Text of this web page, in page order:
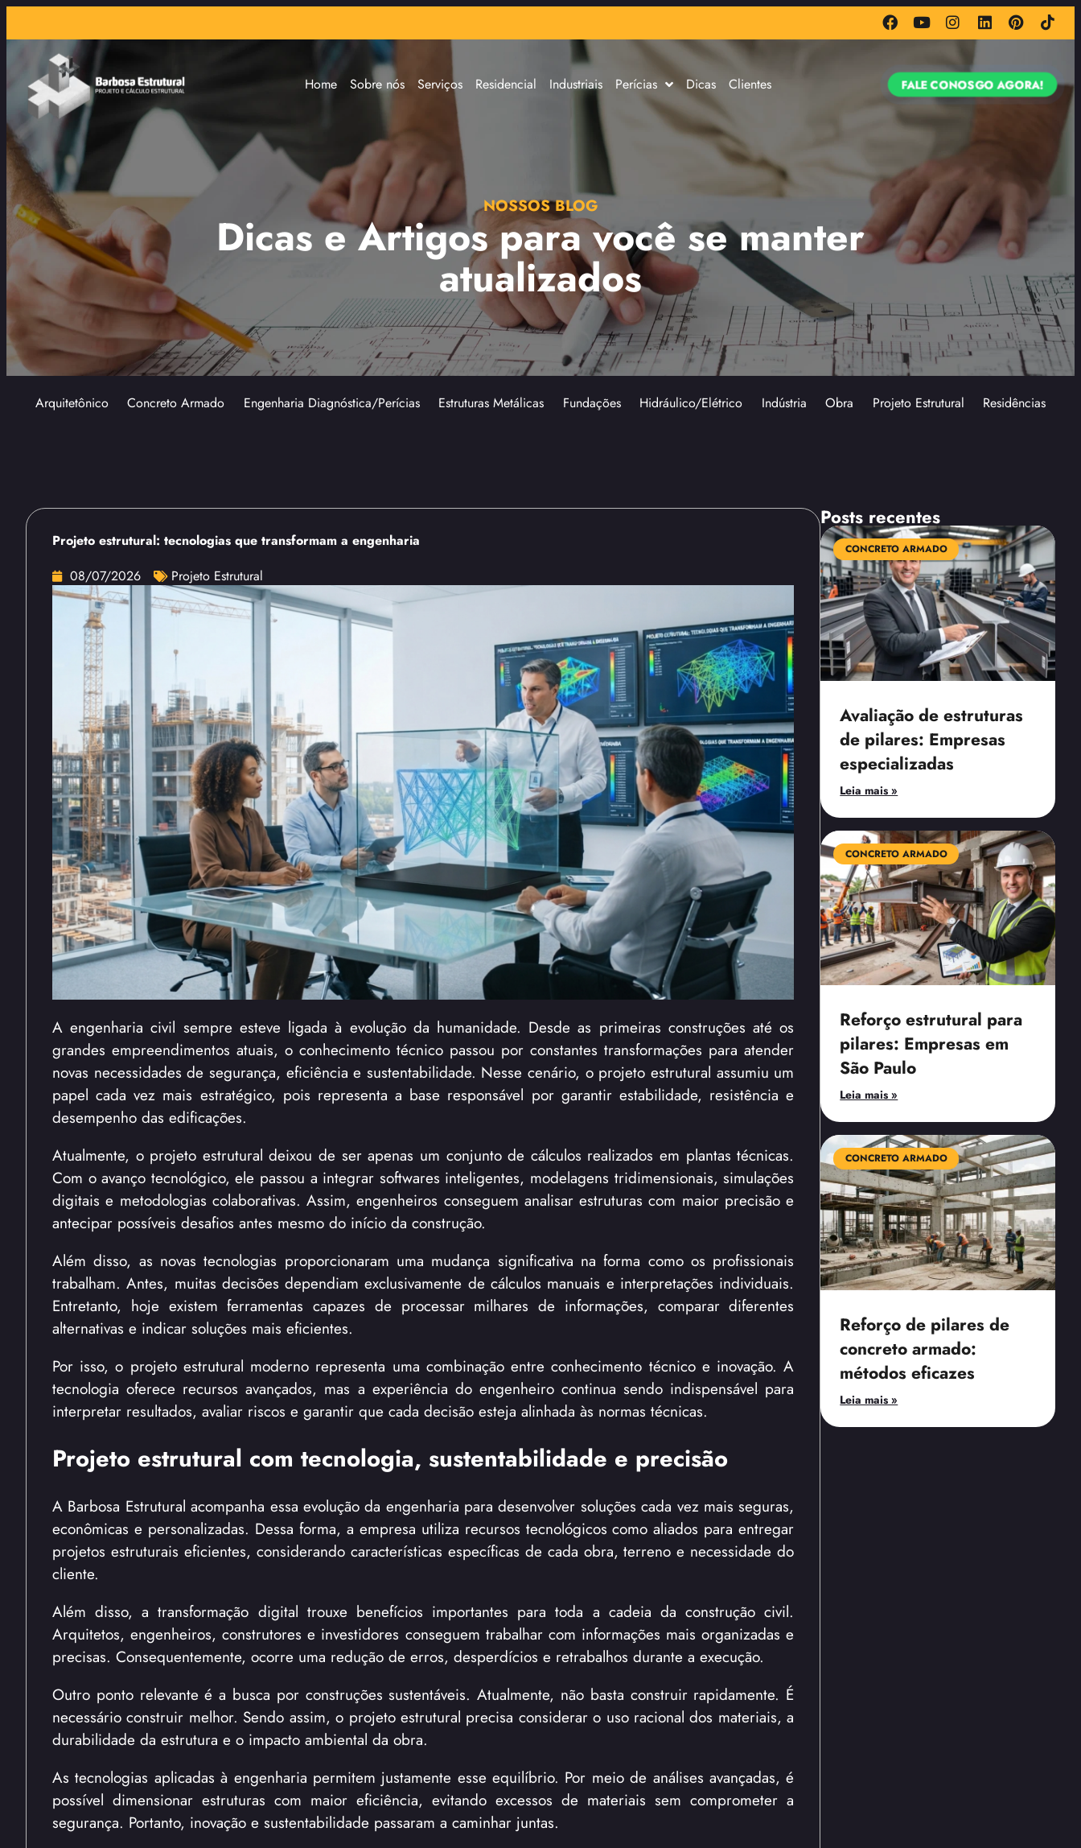
Home Sobre nós Serviços Residencial Industriais Perícias Dicas Clientes FALE CONOSGO AGORA!
NOSSOS BLOG
Dicas e Artigos para você se manter
atualizados
Arquitetônico Concreto Armado Engenharia Diagnóstica/Perícias Estruturas Metálicas Fundações Hidráulico/Elétrico Indústria Obra Projeto Estrutural Residências
Projeto estrutural: tecnologias que transformam a engenharia
08/07/2026
Projeto Estrutural
A engenharia civil sempre esteve ligada à evolução da humanidade. Desde as primeiras construções até os
grandes empreendimentos atuais, o conhecimento técnico passou por constantes transformações para atender
novas necessidades de segurança, eficiência e sustentabilidade. Nesse cenário, o projeto estrutural assumiu um
papel cada vez mais estratégico, pois representa a base responsável por garantir estabilidade, resistência e
desempenho das edificações.
Atualmente, o projeto estrutural deixou de ser apenas um conjunto de cálculos realizados em plantas técnicas.
Com o avanço tecnológico, ele passou a integrar softwares inteligentes, modelagens tridimensionais, simulações
digitais e metodologias colaborativas. Assim, engenheiros conseguem analisar estruturas com maior precisão e
antecipar possíveis desafios antes mesmo do início da construção.
Além disso, as novas tecnologias proporcionaram uma mudança significativa na forma como os profissionais
trabalham. Antes, muitas decisões dependiam exclusivamente de cálculos manuais e interpretações individuais.
Entretanto, hoje existem ferramentas capazes de processar milhares de informações, comparar diferentes
alternativas e indicar soluções mais eficientes.
Por isso, o projeto estrutural moderno representa uma combinação entre conhecimento técnico e inovação. A
tecnologia oferece recursos avançados, mas a experiência do engenheiro continua sendo indispensável para
interpretar resultados, avaliar riscos e garantir que cada decisão esteja alinhada às normas técnicas.
Projeto estrutural com tecnologia, sustentabilidade e precisão
A Barbosa Estrutural acompanha essa evolução da engenharia para desenvolver soluções cada vez mais seguras,
econômicas e personalizadas. Dessa forma, a empresa utiliza recursos tecnológicos como aliados para entregar
projetos estruturais eficientes, considerando características específicas de cada obra, terreno e necessidade do
cliente.
Além disso, a transformação digital trouxe benefícios importantes para toda a cadeia da construção civil.
Arquitetos, engenheiros, construtores e investidores conseguem trabalhar com informações mais organizadas e
precisas. Consequentemente, ocorre uma redução de erros, desperdícios e retrabalhos durante a execução.
Outro ponto relevante é a busca por construções sustentáveis. Atualmente, não basta construir rapidamente. É
necessário construir melhor. Sendo assim, o projeto estrutural precisa considerar o uso racional dos materiais, a
durabilidade da estrutura e o impacto ambiental da obra.
As tecnologias aplicadas à engenharia permitem justamente esse equilíbrio. Por meio de análises avançadas, é
possível dimensionar estruturas com maior eficiência, evitando excessos de materiais sem comprometer a
segurança. Portanto, inovação e sustentabilidade passaram a caminhar juntas.
Posts recentes
CONCRETO ARMADO
Avaliação de estruturas
de pilares: Empresas
especializadas
Leia mais »
CONCRETO ARMADO
Reforço estrutural para
pilares: Empresas em
São Paulo
Leia mais »
CONCRETO ARMADO
Reforço de pilares de
concreto armado:
métodos eficazes
Leia mais »